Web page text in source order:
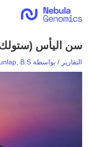
المحتوى
سن اليأس (ستولك ،
التقارير / بواسطة B.S.